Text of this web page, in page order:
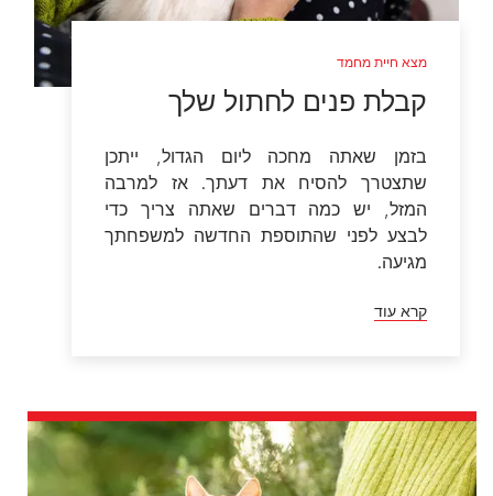
מצא חיית מחמד
קבלת פנים לחתול שלך
בזמן שאתה מחכה ליום הגדול, ייתכן
שתצטרך להסיח את דעתך. אז למרבה
המזל, יש כמה דברים שאתה צריך כדי
לבצע לפני שהתוספת החדשה למשפחתך
מגיעה.
קרא עוד